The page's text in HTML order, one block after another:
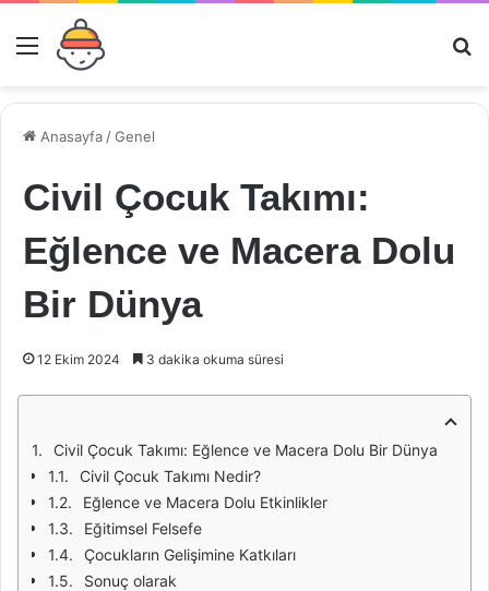
Menü
Anasayfa /Genel
Civil Çocuk Takımı:
Eğlence ve Macera Dolu
Bir Dünya
12 Ekim 2024 3 dakika okuma süresi
Civil Çocuk Takımı: Eğlence ve Macera Dolu Bir Dünya
Civil Çocuk Takımı Nedir?
Eğlence ve Macera Dolu Etkinlikler
Eğitimsel Felsefe
Çocukların Gelişimine Katkıları
Sonuç olarak